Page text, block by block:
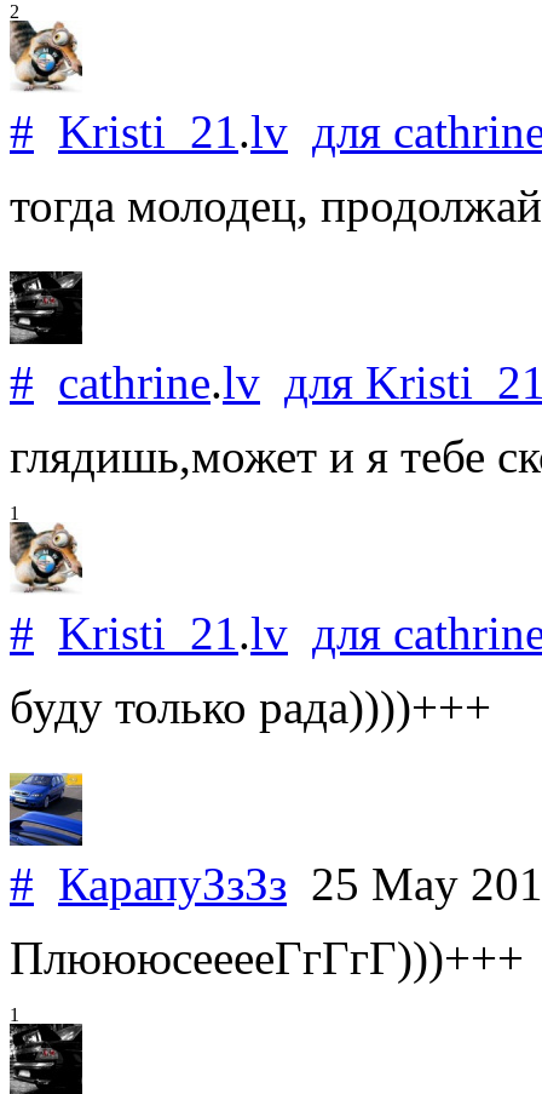
2
# Kristi_21.lv для
тогда молодец,
# cathrine.lv для
глядишь,может и я тебе
1
# Kristi_21.lv для
буду только рада))))+++
# КарапуЗзЗз 25 May
ПлюююсееееГгГгГ)))+++
1